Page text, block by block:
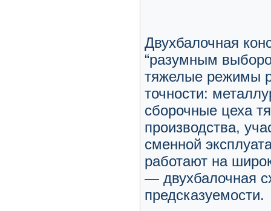
Двухбалочная
“разумным
тяжелые режимы
точности:
сборочные цеха
производства,
сменной
работают на
— двухбалочная
предсказуемости.